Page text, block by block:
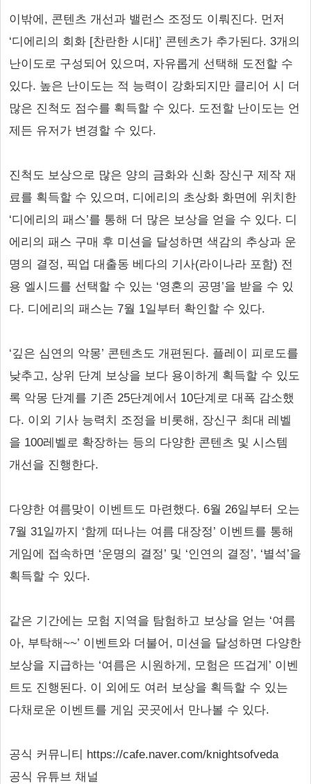
이밖에, 콘텐츠 개선과 밸런스 조정도 이뤄진다. 먼저
‘디에리의 회화 [찬란한 시대]’ 콘텐츠가 추가된다. 3개의
난이도로 구성되어 있으며, 자유롭게 선택해 도전할 수
있다. 높은 난이도는 적 능력이 강화되지만 클리어 시 더
많은 진척도 점수를 획득할 수 있다. 도전할 난이도는 언
제든 유저가 변경할 수 있다.
진척도 보상으로 많은 양의 금화와 신화 장신구 제작 재
료를 획득할 수 있으며, 디에리의 초상화 화면에 위치한
‘디에리의 패스’를 통해 더 많은 보상을 얻을 수 있다. 디
에리의 패스 구매 후 미션을 달성하면 색감의 추상과 운
명의 결정, 픽업 대출동 베다의 기사(라이나라 포함) 전
용 엘시드를 선택할 수 있는 ‘영혼의 공명’을 받을 수 있
다. 디에리의 패스는 7월 1일부터 확인할 수 있다.
‘깊은 심연의 악몽’ 콘텐츠도 개편된다. 플레이 피로도를
낮추고, 상위 단계 보상을 보다 용이하게 획득할 수 있도
록 악몽 단계를 기존 25단계에서 10단계로 대폭 감소했
다. 이외 기사 능력치 조정을 비롯해, 장신구 최대 레벨
을 100레벨로 확장하는 등의 다양한 콘텐츠 및 시스템
개선을 진행한다.
다양한 여름맞이 이벤트도 마련했다. 6월 26일부터 오는
7월 31일까지 ‘함께 떠나는 여름 대장정’ 이벤트를 통해
게임에 접속하면 ‘운명의 결정’ 및 ‘인연의 결정’, ‘별석’을
획득할 수 있다.
같은 기간에는 모험 지역을 탐험하고 보상을 얻는 ‘여름
아, 부탁해~~’ 이벤트와 더불어, 미션을 달성하면 다양한
보상을 지급하는 ‘여름은 시원하게, 모험은 뜨겁게’ 이벤
트도 진행된다. 이 외에도 여러 보상을 획득할 수 있는
다채로운 이벤트를 게임 곳곳에서 만나볼 수 있다.
공식 커뮤니티 https://cafe.naver.com/knightsofveda
공식 유튜브 채널